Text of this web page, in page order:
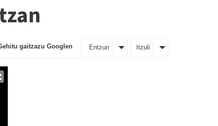
gaitzazu Googlen Entzun Itzuli